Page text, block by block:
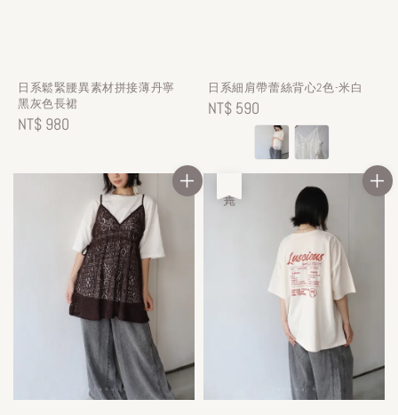
日系鬆緊腰異素材拼接薄丹寧
黑灰色長裙
Regular
NT$ 980
日系細肩帶蕾絲背心2色-米白
Regular
NT$ 590